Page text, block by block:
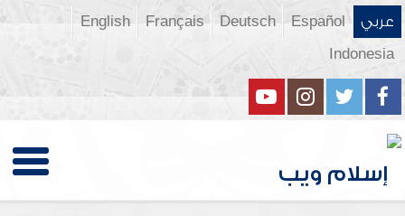
عربي Español
Deutsch
Français
English
Indonesia